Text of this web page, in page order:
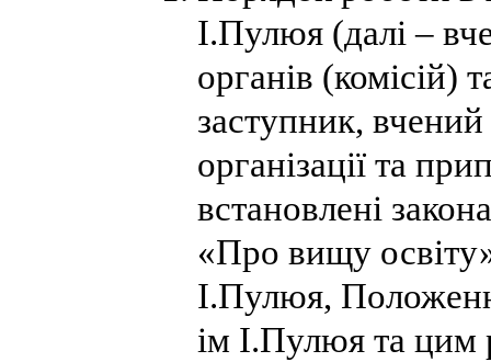
І.Пулюя (далі –
органів (комісій)
заступник,
організації та
встановлені
«Про вищу
І.Пулюя,
ім І.Пулюя та цим